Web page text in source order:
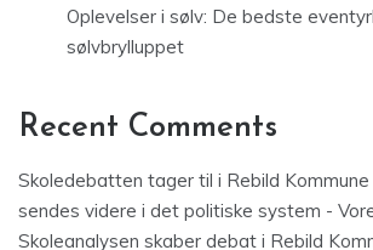
Oplevelser i sølv: De bedste
sølvbrylluppet
Recent Comments
Skoledebatten tager til i Rebild Kommune
sendes videre i det politiske system -
Skoleanalysen skaber debat i Rebild